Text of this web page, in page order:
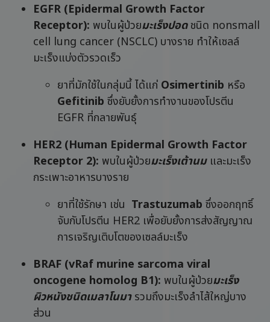
EGFR (Epidermal Growth Factor
Receptor): พบในผู้ป่วยมะเร็งปอดชนิด nonsmall
cell lung cancer (NSCLC) บางราย ทำให้เซลล์
มะเร็งแบ่งตัวรวดเร็ว
ยาที่มักใช้ในกลุ่มนี้ ได้แก่ Osimertinib หรือ
Gefitinib ซึ่งยับยั้งการทำงานของโปรตีน
EGFR ที่กลายพันธุ์
HER2 (Human Epidermal Growth Factor
Receptor 2): พบในผู้ป่วยมะเร็งเต้านมและมะเร็ง
กระเพาะอาหารบางราย
ยาที่ใช้รักษา เช่น Trastuzumab ซึ่งออกฤทธิ์
จับกับโปรตีน HER2 เพื่อยับยั้งการส่งสัญญาณ
การเจริญเติบโตของเซลล์มะเร็ง
BRAF (vRaf murine sarcoma viral
oncogene homolog B1): พบในผู้ป่วยมะเร็ง
ผิวหนังชนิดเมลาโนมา รวมถึงมะเร็งลำไส้ใหญ่บาง
ส่วน